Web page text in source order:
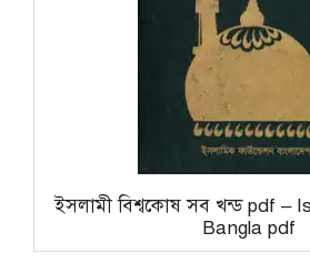
ইসলামী বিশ্বকোষ সব খন্ড pdf –
Bangla pdf